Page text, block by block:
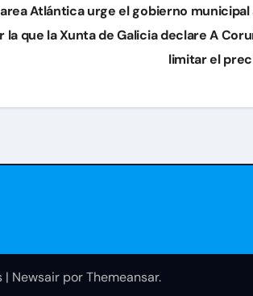
Atlántica urge el gobierno
la que la Xunta de Galicia declare A
limitar el
| NewsairporThemeansar.